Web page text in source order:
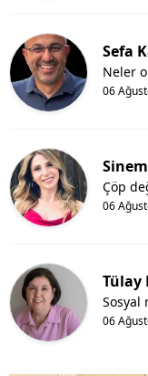
Sefa
06
Neler
06
Çöp
Tülay
06
Sosyal